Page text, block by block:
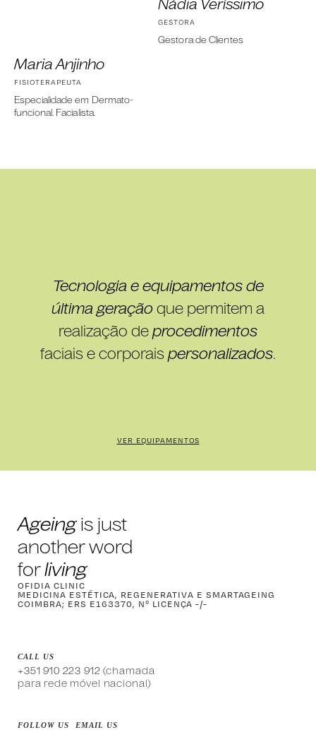
Maria Anjinho
FISIOTERAPEUTA
Especialidade em Dermato-
funcional. Facialista.
Nádia Veríssimo
GESTORA
Gestora de Clientes
Tecnologia e equipamentos de
última geração que permitem a
realização de procedimentos
faciais e corporais personalizados
VER EQUIPAMENTOS
Ageing is just
another word
forliving
OFIDIA CLINIC
MEDICINA ESTÉTICA, REGENERATIVA E SMARTAGEING
COIMBRA; ERS E163370, Nº LICENÇA -/-
FOLLOW US EMAIL US
CALL US
+351 910 223 912 (chamada
para rede móvel nacional)